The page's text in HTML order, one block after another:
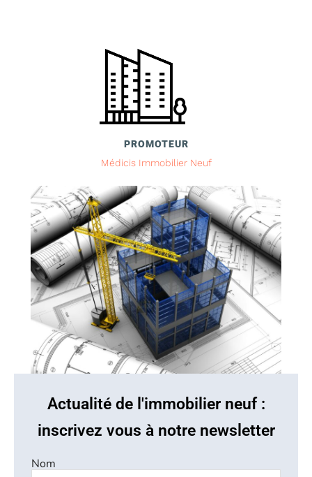
PROMOTEUR
Médicis Immobilier Neuf
Actualité de l'immobilier neuf :
inscrivez vous à notre newsletter
Nom